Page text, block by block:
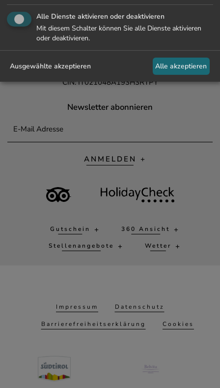
MwSt.- Nr. IT00443320213
CIN: IT021048A193H3RTPY
Newsletter abonnieren
E-Mail Adresse
ANMELDEN
Gutschein 360 Ansicht
Stellenangebote Wetter
Impressum Datenschutz
Barrierefreiheitserklärung Cookies
Alle Dienste aktivieren oder deaktivieren
Mit diesem Schalter können Sie alle Dienste aktivieren
oder deaktivieren.
Ausgewählte akzeptieren Alle akzeptieren